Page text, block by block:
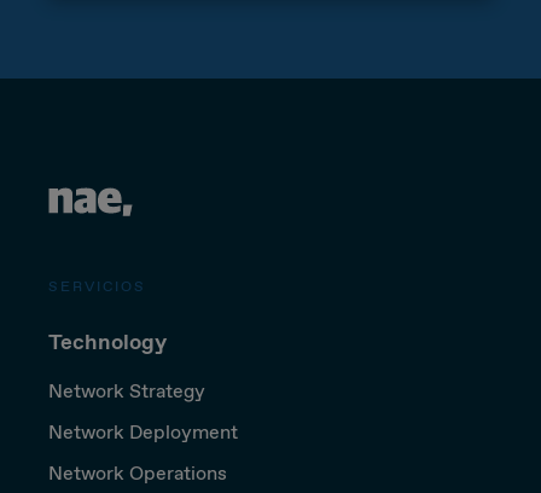
SERVICIOS
Technology
Network Strategy
Network Deployment
Network Operations